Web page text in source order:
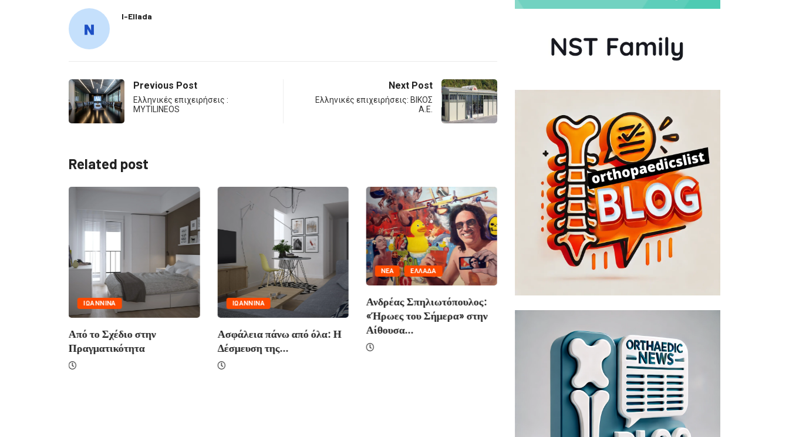
I-Ellada
Previous Post
Ελληνικές επιχειρήσεις :
MYTILINEOS
Next Post
Ελληνικές επιχειρήσεις: ΒΙΚΟΣ
Α.Ε.
Related post
ΙΩΑΝΝΙΝΑ
Από το Σχέδιο στην
Πραγματικότητα
ΙΩΑΝΝΙΝΑ
Ασφάλεια πάνω από όλα: Η
Δέσμευση της...
NΈΑ ΕΛΛΆΔΑ
Ανδρέας Σπηλιωτόπουλος:
«Ήρωες του Σήμερα» στην
Αίθουσα...
Από το Σχέδιο στην
Πραγματικότητα
Δέσμευση της...